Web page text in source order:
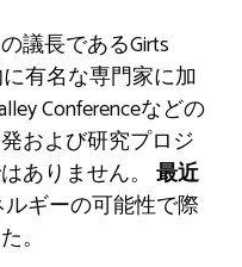
議長であるGirts
有名な専門家に加
Conferenceなどの
および研究プロジ
ありません。 最近
ギーの可能性で際
。